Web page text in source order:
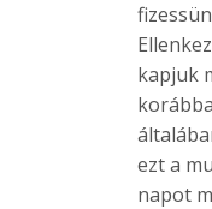
kapjuk
ezt a
napot